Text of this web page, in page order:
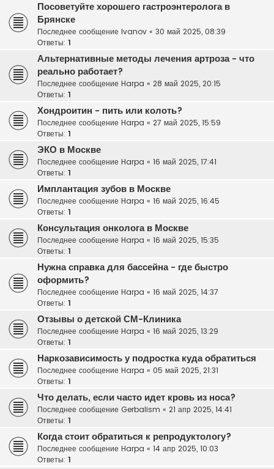
Посоветуйте хорошего гастроэнтеролога в
Брянске
Последнее сообщение Ivanov « 30 май 2025, 08:39
Ответы: 1
Альтернативные методы лечения артроза - что
реально работает?
Последнее сообщение Harpa « 28 май 2025, 20:15
Ответы: 1
Хондроитин - пить или колоть?
Последнее сообщение Harpa « 27 май 2025, 15:59
Ответы: 1
ЭКО в Москве
Последнее сообщение Harpa « 16 май 2025, 17:41
Ответы: 1
Имплантация зубов в Москве
Последнее сообщение Harpa « 16 май 2025, 16:45
Ответы: 1
Консультация онколога в Москве
Последнее сообщение Harpa « 16 май 2025, 15:35
Ответы: 1
Нужна справка для бассейна - где быстро
оформить?
Последнее сообщение Harpa « 16 май 2025, 14:37
Ответы: 1
Отзывы о детской СМ-Клиника
Последнее сообщение Harpa « 16 май 2025, 13:29
Ответы: 1
Наркозависимость у подростка куда обратиться
Последнее сообщение Harpa « 05 май 2025, 21:31
Ответы: 1
Что делать, если часто идет кровь из носа?
Последнее сообщение Gerbalism « 21 апр 2025, 14:41
Ответы: 1
Когда стоит обратиться к репродуктологу?
Последнее сообщение Harpa « 14 апр 2025, 10:03
Ответы: 1